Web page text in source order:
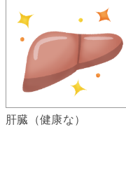
肝臓（健康な）